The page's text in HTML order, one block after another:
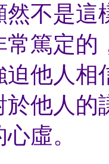
然不是這
常篤定的
迫他人相
於他人的
虛。